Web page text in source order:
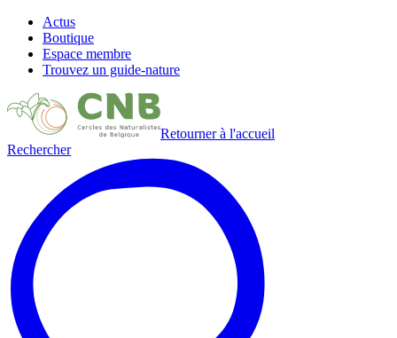
Actus
Boutique
Espace membre
Trouvez un guide-nature
Retourner à l'accueil
Rechercher